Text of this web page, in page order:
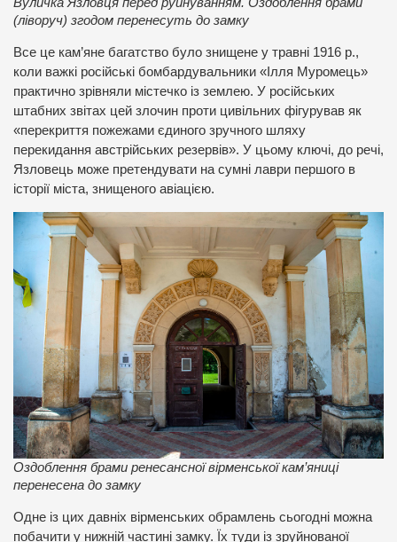
Вуличка Язловця перед руйнуванням. Оздоблення брами
(ліворуч) згодом перенесуть до замку
Все це кам’яне багатство було знищене у травні 1916 р.,
коли важкі російські бомбардувальники «Ілля Муромець»
практично зрівняли містечко із землею. У російських
штабних звітах цей злочин проти цивільних фігурував як
«перекриття пожежами єдиного зручного шляху
перекидання австрійських резервів». У цьому ключі, до речі,
Язловець може претендувати на сумні лаври першого в
історії міста, знищеного авіацією.
Оздоблення брами ренесансної вірменської кам’яниці
перенесена до замку
Одне із цих давніх вірменських обрамлень сьогодні можна
побачити у нижній частині замку. Їх туди із зруйнованої